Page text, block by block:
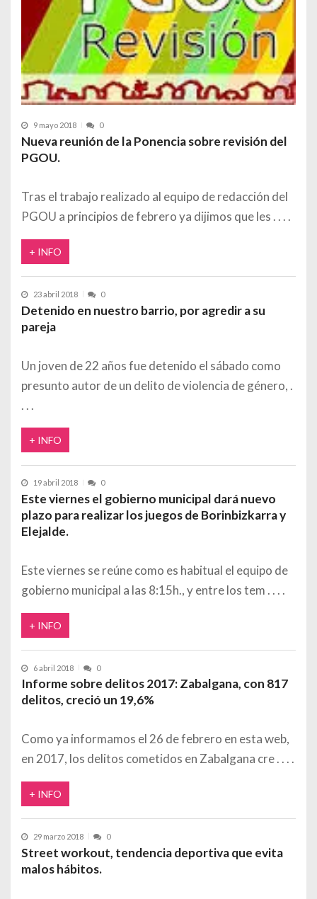
9 mayo 2018 0
Nueva reunión de la Ponencia sobre revisión del
PGOU.
Tras el trabajo realizado al equipo de redacción del
PGOU a principios de febrero ya dijimos que les
+ INFO
23 abril 2018 0
Detenido en nuestro barrio, por agredir a su
pareja
Un joven de 22 años fue detenido el sábado como
presunto autor de un delito de violencia de género,
+ INFO
19 abril 2018 0
Este viernes el gobierno municipal dará nuevo
plazo para realizar los juegos de Borinbizkarra y
Elejalde.
Este viernes se reúne como es habitual el equipo de
gobierno municipal a las 8:15h., y entre los tem
+ INFO
6 abril 2018 0
Informe sobre delitos 2017: Zabalgana, con 817
delitos, creció un 19,6%
Como ya informamos el 26 de febrero en esta web,
en 2017, los delitos cometidos en Zabalgana cre
+ INFO
29 marzo 2018 0
Street workout, tendencia deportiva que evita
malos hábitos.